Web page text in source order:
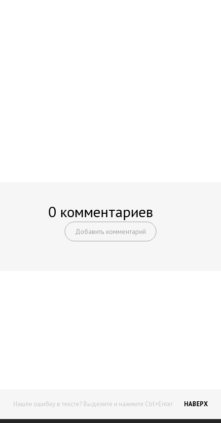
0 комментариев
Добавить комментарий
Нашли ошибку в тексте? Выделите и нажмите Ctrl+Enter НАВЕРХ